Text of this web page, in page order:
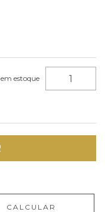
em estoque
CALCULAR